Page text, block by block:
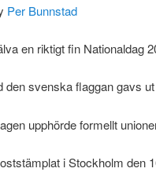
Per Bunnstad
en riktigt fin Nationaldag
den svenska flaggan gavs
upphörde formellt
i Stockholm den